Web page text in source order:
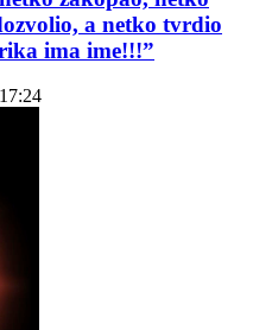
a netko tvrdio
ima ime!!!”